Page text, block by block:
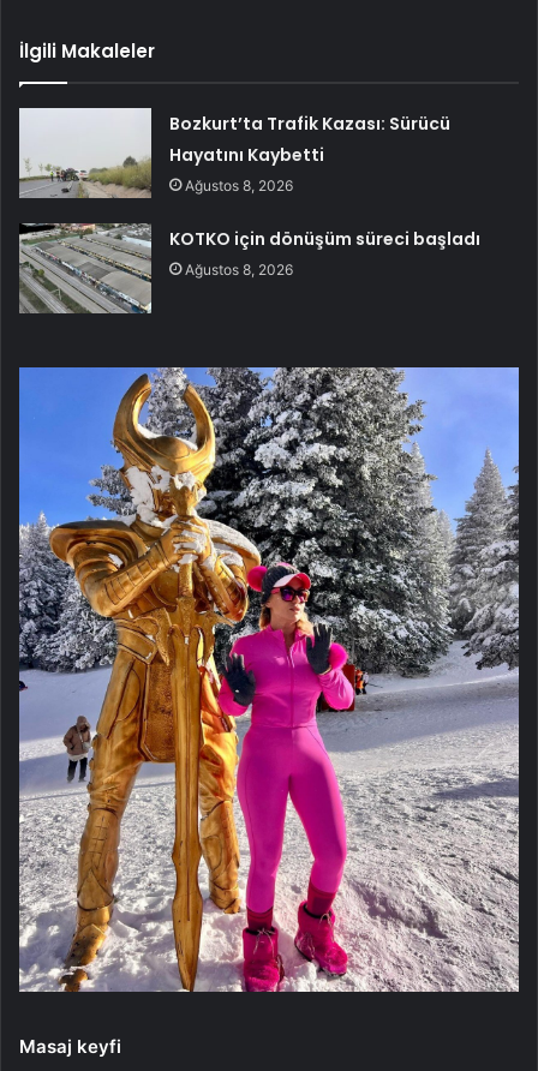
İlgili Makaleler
Bozkurt’ta Trafik Kazası: Sürücü
Hayatını Kaybetti
Ağustos 8, 2026
KOTKO için dönüşüm süreci başladı
Ağustos 8, 2026
Masaj keyfi